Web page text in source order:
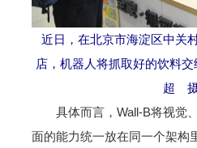
近日，在北京市海淀区中关
店，机器人将抓取好的饮料
超
具体而言，Wall-B将视觉
面的能力统一放在同一个架构